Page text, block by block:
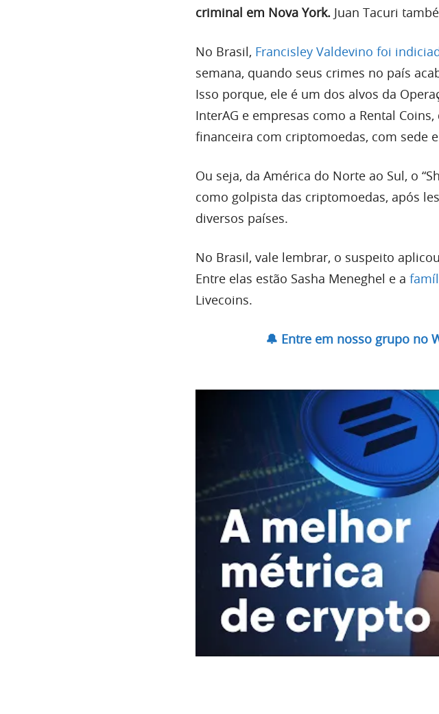
criminal em Nova York. Juan Tacuri
No Brasil, Francisley Valdevino foi
semana, quando seus crimes no país
Isso porque, ele é um dos alvos da
InterAG e empresas como a Rental
financeira com criptomoedas, com sede
Ou seja, da América do Norte ao Sul, o
como golpista das criptomoedas, após
diversos países.
No Brasil, vale lembrar, o suspeito
Entre elas estão Sasha Meneghel e a
Livecoins.
🔔 Entre em nosso grupo no